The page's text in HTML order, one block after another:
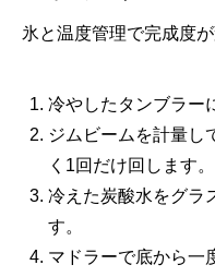
氷と温度管理で完成度が
冷やしたタンブラー
ジムビームを計量し
く1回だけ回します。
冷えた炭酸水をグラ
す。
マドラーで底から一